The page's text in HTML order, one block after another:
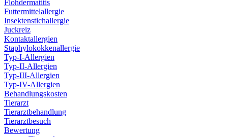
Flohdermatitis
Futtermittelallergie
Insektenstichallergie
Juckreiz
Kontaktallergien
Staphylokokkenallergie
Typ-I-Allergien
Typ-II-Allergien
Typ-III-Allergien
Typ-IV-Allergien
Behandlungskosten
Tierarzt
Tierarztbehandlung
Tierarztbesuch
Bewertung